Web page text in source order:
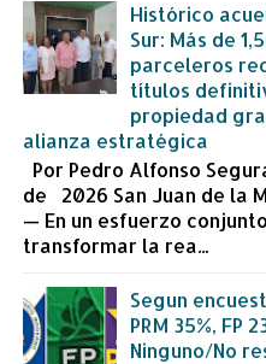
Histórico
Sur: Más de
parceleros
títulos
propiedad
alianza estratégica
Por Pedro Alfonso
de 2026 San Juan de la
— En un esfuerzo
transformar la rea...
Segun
PRM 35%, FP
Ninguno/No